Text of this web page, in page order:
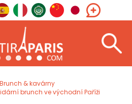
Brunch & kavárny
brunch ve východní Paříži